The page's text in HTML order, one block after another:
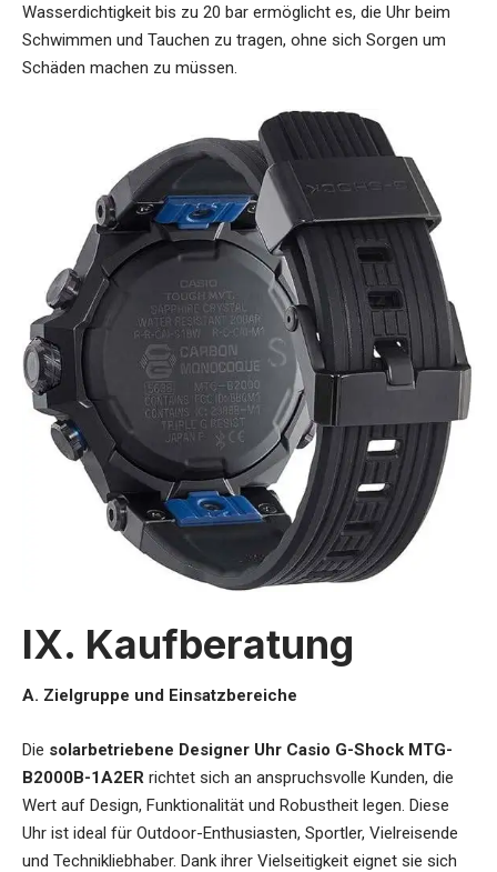
Wasserdichtigkeit bis zu 20 bar ermöglicht es, die Uhr beim
Schwimmen und Tauchen zu tragen, ohne sich Sorgen um
Schäden machen zu müssen.
IX. Kaufberatung
A. Zielgruppe und Einsatzbereiche
Die solarbetriebene Designer Uhr Casio G-Shock MTG-
B2000B-1A2ER richtet sich an anspruchsvolle Kunden, die
Wert auf Design, Funktionalität und Robustheit legen. Diese
Uhr ist ideal für Outdoor-Enthusiasten, Sportler, Vielreisende
und Technikliebhaber. Dank ihrer Vielseitigkeit eignet sie sich